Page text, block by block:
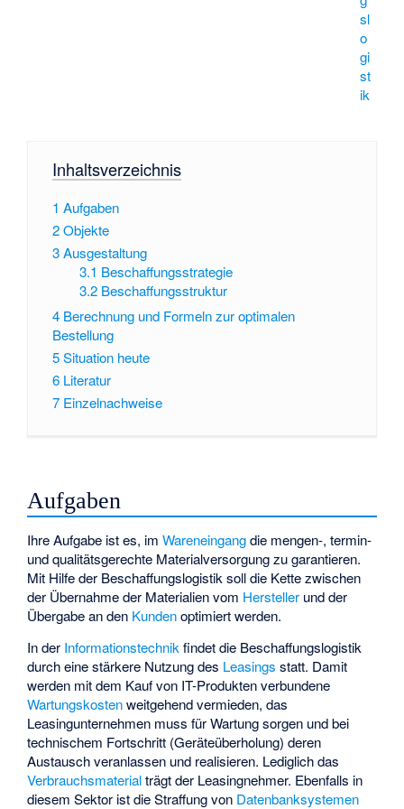
sl
o
gi
st
ik
Inhaltsverzeichnis
1 Aufgaben
2Objekte
3Ausgestaltung
3.1 Beschaffungsstrategie
3.2 Beschaffungsstruktur
4 Berechnung und Formeln zur optimalen
Bestellung
5Situation heute
6 Literatur
7 Einzelnachweise
Aufgaben
Ihre Aufgabe ist es, imWareneingangdie mengen-, termin-
und qualitätsgerechte Materialversorgung zu garantieren.
Mit Hilfe der Beschaffungslogistik soll die Kette zwischen
der Übernahme der Materialien vom Hersteller und der
Übergabe an den Kundenoptimiert werden.
In der Informationstechnik findet die Beschaffungslogistik
durch eine stärkere Nutzung des Leasings statt. Damit
werden mit dem Kauf von IT-Produkten verbundene
Wartungskostenweitgehend vermieden, das
Leasingunternehmen muss für Wartung sorgen und bei
technischem Fortschritt (Geräteüberholung) deren
Austausch veranlassen und realisieren. Lediglich das
Verbrauchsmaterialträgt der Leasingnehmer. Ebenfalls in
diesem Sektor ist die Straffung von Datenbanksystemen